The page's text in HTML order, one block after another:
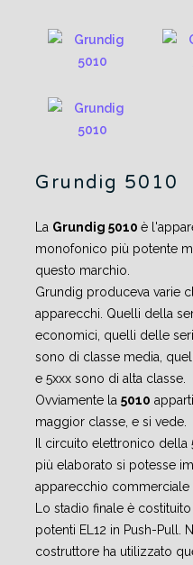
Grundig 5010
La Grundig 5010 è
monofonico più potente
questo marchio.
Grundig produceva varie
apparecchi. Quelli della
economici, quelli delle
sono di classe media,
e 5xxx sono di alta classe.
Ovviamente la 5010
maggior classe, e si vede.
Il circuito elettronico della
più elaborato si potesse
apparecchio commerciale
Lo stadio finale è
potenti EL12 in Push-Pull.
costruttore ha utilizzato